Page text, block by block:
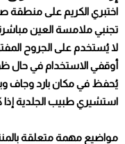
اختبري الكريم على منطقة
تجنبي ملامسة العين
لا يُستخدم على الجروح
أوقفي الاستخدام في حال
يُحفظ في مكان بارد وجاف
استشيري طبيب الجلدية
مواضيع مهمة متعلقة